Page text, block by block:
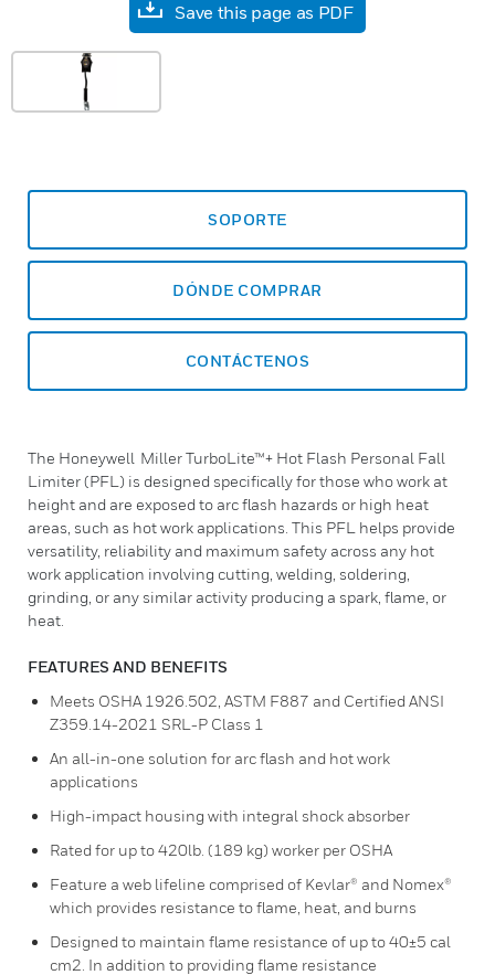
Save this page as PDF
SOPORTE
DÓNDE COMPRAR
CONTÁCTENOS
The Honeywell Miller TurboLite™+ Hot Flash Personal Fall
Limiter (PFL) is designed specifically for those who work at
height and are exposed to arc flash hazards or high heat
areas, such as hot work applications. This PFL helps provide
versatility, reliability and maximum safety across any hot
work application involving cutting, welding, soldering,
grinding, or any similar activity producing a spark, flame, or
heat.
FEATURES AND BENEFITS
Meets OSHA 1926.502, ASTM F887 and Certified ANSI
Z359.14-2021 SRL-P Class 1
An all-in-one solution for arc flash and hot work
applications
High-impact housing with integral shock absorber
Rated for up to 420lb. (189 kg) worker per OSHA
Feature a web lifeline comprised of Kevlar® and Nomex®
which provides resistance to flame, heat, and burns
Designed to maintain flame resistance of up to 40±5 cal
cm2. In addition to providing flame resistance